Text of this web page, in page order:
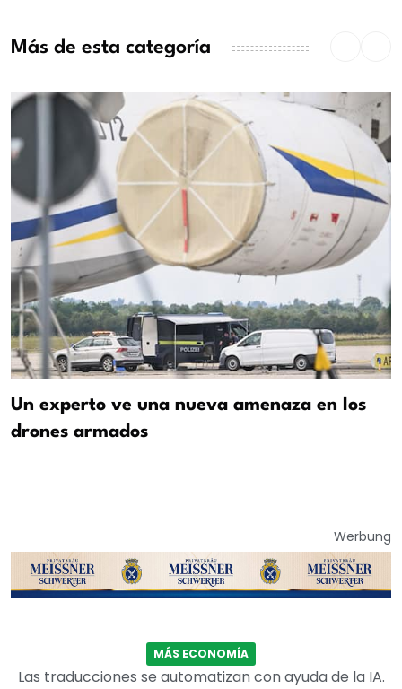
Más de esta categoría
Un experto ve una nueva amenaza en los
drones armados
Werbung
MÁS ECONOMÍA
Las traducciones se automatizan con ayuda de la IA.